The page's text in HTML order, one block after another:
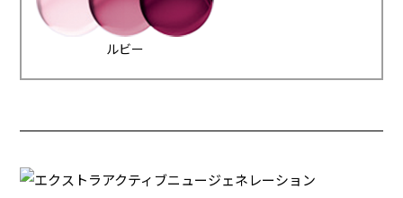
ルビー